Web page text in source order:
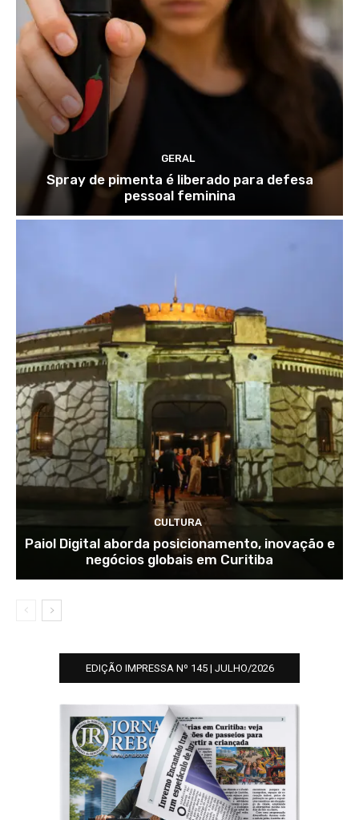
GERAL
Spray de pimenta é liberado para defesa
pessoal feminina
CULTURA
Paiol Digital aborda posicionamento, inovação e
negócios globais em Curitiba
EDIÇÃO IMPRESSA Nº 145 | JULHO/2026